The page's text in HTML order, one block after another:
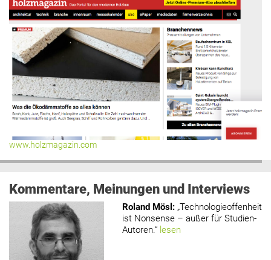
www.holzmagazin.com
Kommentare, Meinungen und Interviews
Roland Mösl : „Technologieoffenheit
ist Nonsense – außer für Studien-
Autoren.“ lesen